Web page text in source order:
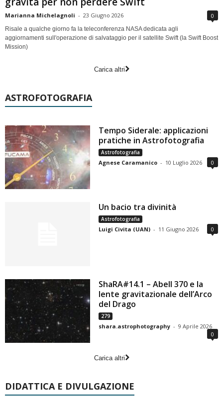
Marianna Michelagnoli - 23 Giugno 2026 0
Risale a qualche giorno fa la teleconferenza NASA dedicata agli
aggiornamenti sull'operazione di salvataggio per il satellite Swift (la Swift Boost
Mission)
Carica altri
ASTROFOTOGRAFIA
Tempo Siderale: applicazioni
pratiche in Astrofotografia
Astrofotografia
Agnese Caramanico - 10 Luglio 2026 0
Un bacio tra divinità
Astrofotografia
Luigi Civita (UAN) - 11 Giugno 2026 0
ShaRA#14.1 – Abell 370 e la
lente gravitazionale dell’Arco
del Drago
279
shara.astrophotography - 9 Aprile 2026
0
Carica altri
DIDATTICA E DIVULGAZIONE